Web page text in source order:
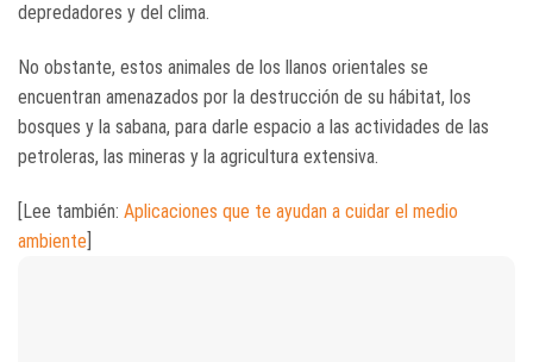
depredadores y del clima.
No obstante, estos animales de los llanos orientales se
encuentran amenazados por la destrucción de su hábitat, los
bosques y la sabana, para darle espacio a las actividades de las
petroleras, las mineras y la agricultura extensiva.
[Lee también: Aplicaciones que te ayudan a cuidar el medio
ambiente]